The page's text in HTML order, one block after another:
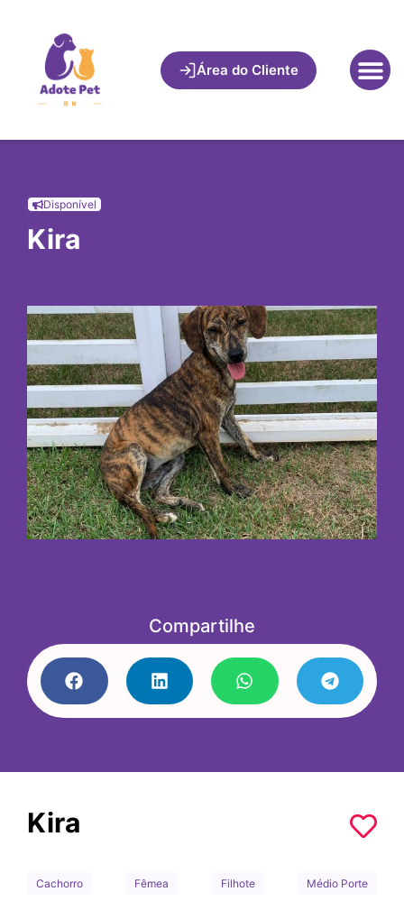
Área do Cliente
Disponível
Kira
Compartilhe
Kira
Cachorro Fêmea Filhote Médio Porte